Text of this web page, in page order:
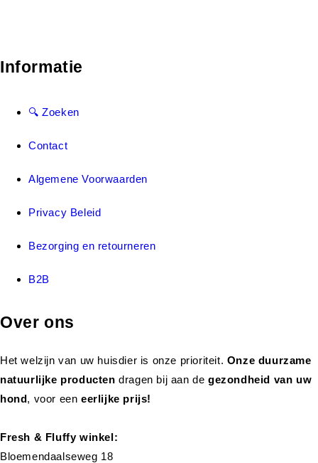
Informatie
🔍 Zoeken
Contact
Algemene Voorwaarden
Privacy Beleid
Bezorging en retourneren
B2B
Over ons
Het welzijn van uw huisdier is onze prioriteit. Onze duurzame
natuurlijke productendragen bij aan de gezondheid van uw
hond, voor eeneerlijke prijs!
Fresh & Fluffy winkel:
Bloemendaalseweg 18